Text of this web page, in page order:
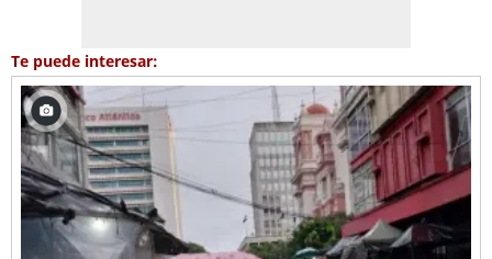
Te puede interesar: